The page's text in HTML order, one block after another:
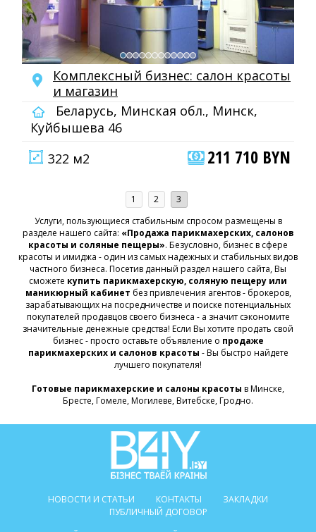
Комплексный бизнес: салон красоты
и магазин
Беларусь, Минская обл., Минск,
Куйбышева 46
322 м2
211 710 BYN
1 2
3
Услуги, пользующиеся стабильным спросом размещены в
разделе нашего сайта: «Продажа парикмахерских, салонов
красоты и соляные пещеры». Безусловно, бизнес в сфере
красоты и имиджа - один из самых надежных и стабильных видов
частного бизнеса. Посетив данный раздел нашего сайта, Вы
сможете купить парикмахерскую, соляную пещеру или
маникюрный кабинет без привлечения агентов - брокеров,
зарабатывающих на посредничестве и поиске потенциальных
покупателей продавцов своего бизнеса - а значит сэкономите
значительные денежные средства! Если Вы хотите продать свой
бизнес - просто оставьте объявление о продаже
парикмахерских и салонов красоты - Вы быстро найдете
лучшего покупателя!
Готовые парикмахерские и салоны красоты в Минске,
Бресте, Гомеле, Могилеве, Витебске, Гродно.
НОВОСТИ И СТАТЬИ КОНТАКТЫ
ЗАКЛАДКИ
ПУБЛИЧНЫЙ ДОГОВОР